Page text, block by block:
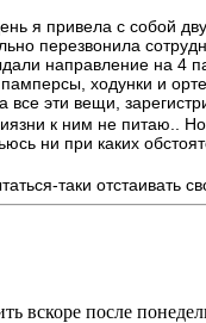
я привела с собой
перезвонила
направление на 4
ходунки и
все эти вещи,
к ним не питаю..
ни при каких
таки отстаивать
после